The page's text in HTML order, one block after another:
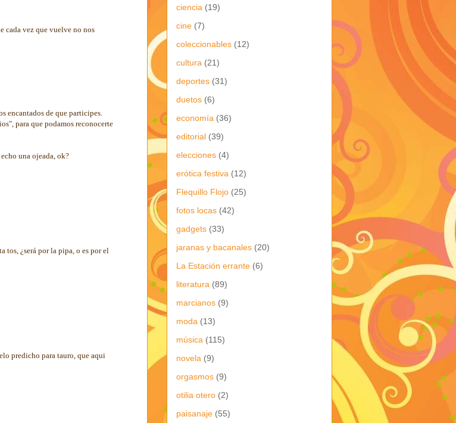
cada vez que vuelve no nos
encantados de que participes.
para que podamos reconocerte
una ojeada, ok?
tos, ¿será por la pipa, o es por el
predicho para tauro, que aqui
ciencia (19)
cine (7)
coleccionables (12)
cultura (21)
deportes (31)
duetos (6)
economía (36)
editorial (39)
elecciones (4)
erótica festiva (12)
Flequillo Flojo (25)
fotos locas (42)
gadgets (33)
jaranas y bacanales (20)
La Estación errante (6)
literatura (89)
marcianos (9)
moda (13)
música (115)
novela (9)
orgasmos (9)
otilia otero (2)
paisanaje (55)